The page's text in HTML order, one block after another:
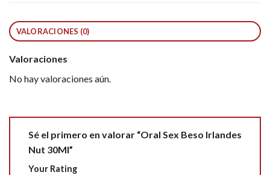
VALORACIONES (0)
Valoraciones
No hay valoraciones aún.
Sé el primero en valorar “Oral Sex Beso Irlandes
Nut 30Ml”
Your Rating